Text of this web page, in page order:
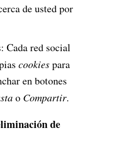
de usted por
Cada red social
cookiespara
en botones
o Compartir.
de